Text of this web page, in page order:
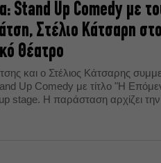
Stand Up Comedy με
Στέλιο Κάτσαρη στο
Θέατρο
και ο Στέλιος Κάτσαρης
Up Comedy με τίτλο "Η
stage. H παράσταση αρχίζει την